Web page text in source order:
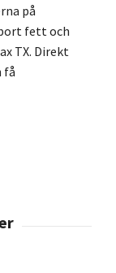
på
fett och
TX. Direkt
få